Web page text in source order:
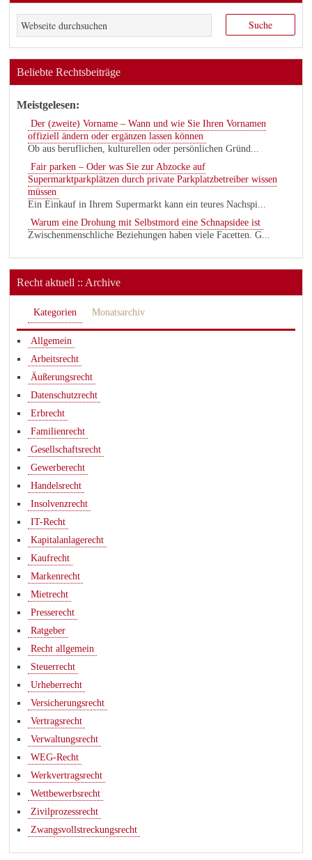
Beliebte Rechtsbeiträge
Meistgelesen:
Der (zweite) Vorname – Wann und wie Sie Ihren Vornamen
offiziell ändern oder ergänzen lassen können
Ob aus beruflichen, kulturellen oder persönlichen Gründ...
Fair parken – Oder was Sie zur Abzocke auf
Supermarktparkplätzen durch private Parkplatzbetreiber wissen
müssen
Ein Einkauf in Ihrem Supermarkt kann ein teures Nachspi...
Warum eine Drohung mit Selbstmord eine Schnapsidee ist
Zwischenmenschliche Beziehungen haben viele Facetten. G...
Recht aktuell :: Archive
Kategorien Monatsarchiv
Allgemein
Arbeitsrecht
Äußerungsrecht
Datenschutzrecht
Erbrecht
Familienrecht
Gesellschaftsrecht
Gewerberecht
Handelsrecht
Insolvenzrecht
IT-Recht
Kapitalanlagerecht
Kaufrecht
Markenrecht
Mietrecht
Presserecht
Ratgeber
Recht allgemein
Steuerrecht
Urheberrecht
Versicherungsrecht
Vertragsrecht
Verwaltungsrecht
WEG-Recht
Werkvertragsrecht
Wettbewerbsrecht
Zivilprozessrecht
Zwangsvollstreckungsrecht